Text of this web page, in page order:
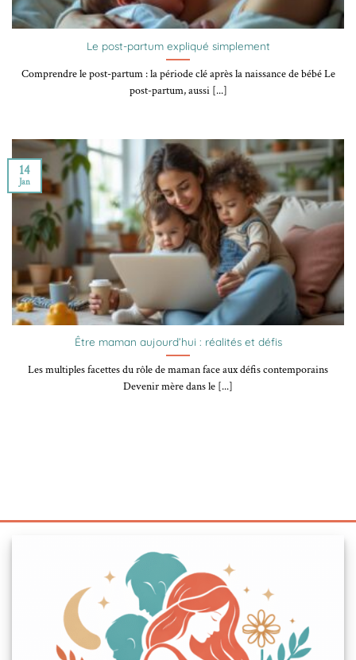
Le post-partum expliqué simplement
Comprendre le post-partum : la période clé après la naissance de bébé Le
post-partum, aussi [...]
Être maman aujourd’hui : réalités et défis
Les multiples facettes du rôle de maman face aux défis contemporains
Devenir mère dans le [...]
14
Jan